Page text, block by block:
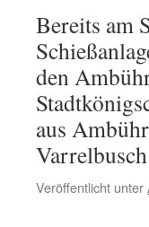
Bereits am
den
aus
Veröffentlicht unter